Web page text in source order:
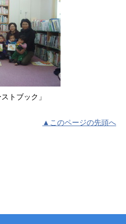
トブック」
▲このページの先頭へ